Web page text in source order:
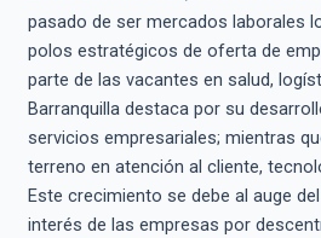
pasado de ser mercados laborales
polos estratégicos de oferta de
parte de las vacantes en salud,
Barranquilla destaca por su
servicios empresariales; mientras
terreno en atención al cliente,
Este crecimiento se debe al auge
interés de las empresas por